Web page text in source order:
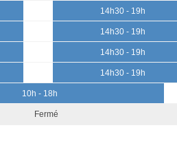
14h30 - 19h
14h30 - 19h
14h30 - 19h
14h30 - 19h
10h - 18h
Fermé